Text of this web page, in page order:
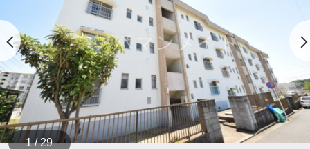
1 / 29